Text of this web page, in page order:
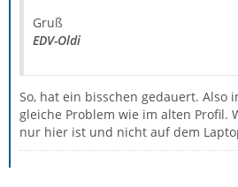
Gruß
EDV-Oldi
So, hat ein bisschen gedauert. Also
gleiche Problem wie im alten Profil.
nur hier ist und nicht auf dem